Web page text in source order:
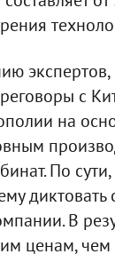
с
на
По
В
ценам,